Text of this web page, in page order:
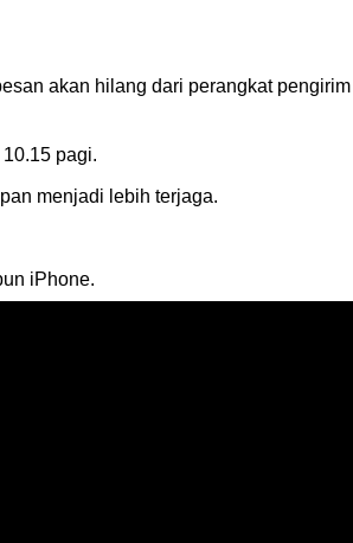
akan hilang dari perangkat pengirim
pagi.
menjadi lebih terjaga.
iPhone.